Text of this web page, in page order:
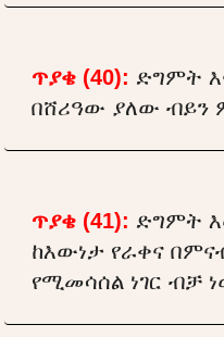
ጥያቄ (40): ድግምት
በሸሪዓው ያለው ብይን
ጥያቄ (41): ድግምት
ከእውነታ የራቀና
የሚመሳሰል ነገር ብቻ